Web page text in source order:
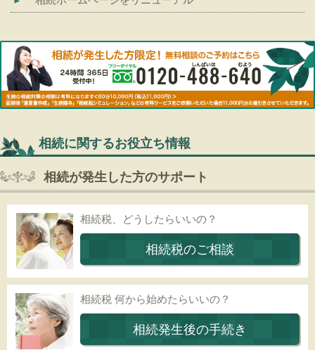
相続に関するお役立ち情報
相続が発生した方のサポート
相続税、どうしたらいいの？
相続税のご相談
相続税 何から始めたらいいの？
相続発生後の手続き